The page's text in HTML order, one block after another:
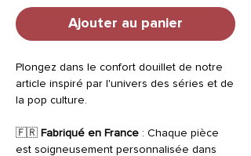
Ajouter au panier
Plongez dans le confort douillet de notre
article inspiré par l'univers des séries et de
la pop culture.
🇫🇷 Fabriqué en France : Chaque pièce
est soigneusement personnalisée dans